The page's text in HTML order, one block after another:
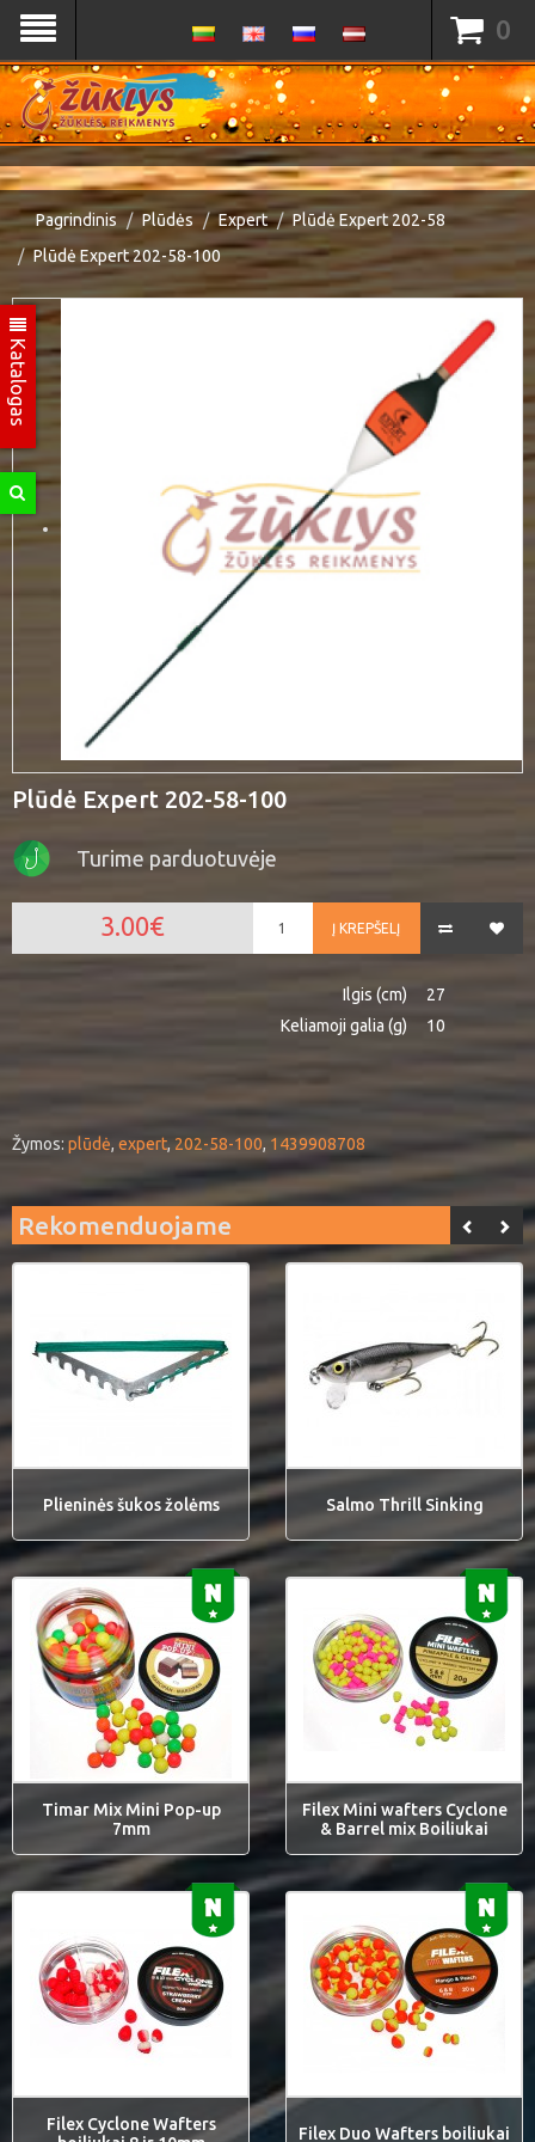
Katalogas
0
Pagrindinis Plūdės Expert
Plūdė Expert 202-58
Plūdė Expert 202-58-100
Plūdė Expert 202-58-100
Turime parduotuvėje
Į KREPŠELĮ
3.00€
Ilgis (cm)
27
Keliamoji galia (g)
10
Žymos: plūdė, expert, 202-58-100, 1439908708
Rekomenduojame
Plieninės šukos žolėms Salmo Thrill Sinking
Timar Mix Mini Pop-up
7mm
Filex Mini wafters Cyclone
& Barrel mix Boiliukai
Filex Cyclone Wafters
Filex Duo Wafters boiliukai